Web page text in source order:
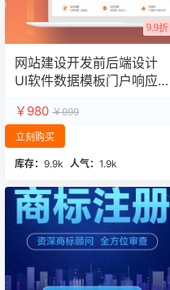
9.9折
网站建设开发前后端设计
UI软件数据模板门户响应
￥980 ￥999
立刻购买
库存： 9.9k 人气： 1.9k